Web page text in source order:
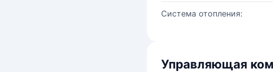
Система отопления:
Управляющая